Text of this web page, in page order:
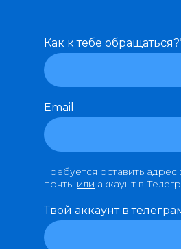
Как к тебе
Email
Требуется оставить
почты или аккаунт в
Твой аккаунт в